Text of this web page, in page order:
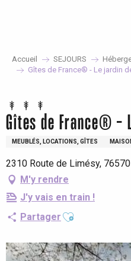
Accueil SEJOURS
Gîtes de France® - Le jardin
Gîtes de France® -
MEUBLÉS, LOCATIONS, GÎTES
2310 Route de Limésy,
M'y rendre
J'y vais en train !
Partager Ajouter aux